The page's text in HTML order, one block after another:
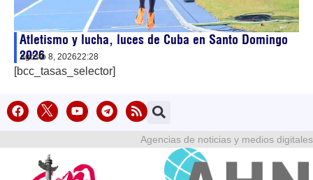
Atletismo y lucha, luces de Cuba en Santo Domingo
2026
agosto 8, 202622:28
[bcc_tasas_selector]
Agencias de noticias y medios digitales